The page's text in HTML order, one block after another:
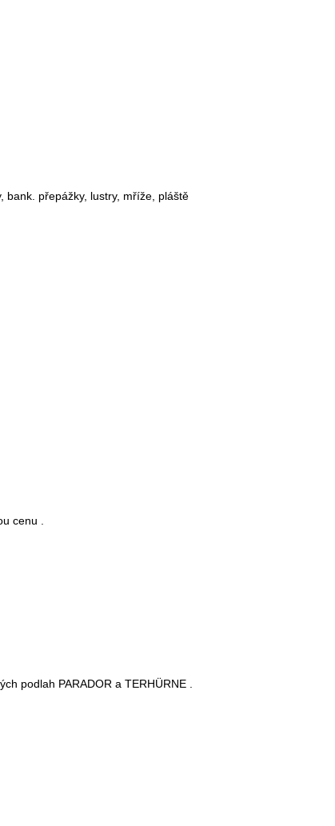
bank. přepážky, lustry, mříže, pláště
cenu .
podlah PARADOR a TERHÜRNE .